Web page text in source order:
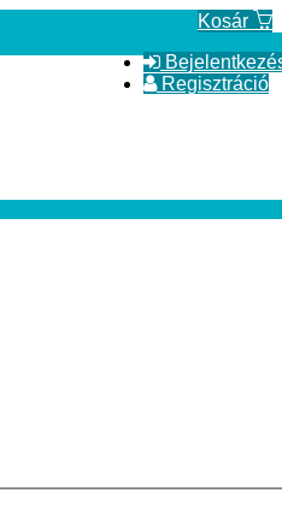
Kosár
Regisztráció